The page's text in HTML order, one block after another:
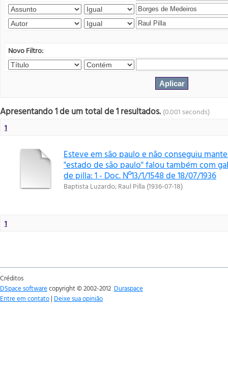
Novo Filtro:
Apresentando 1 de um total de 1 resultados. (0.001 seconds)
1
Esteve em são paulo e não conseguiu
"estado de são paulo" falou também com
de pilla: 1 - Doc. Nº13/1/1548 de 18/07/1936
Baptista Luzardo;Raul Pilla (1936-07-18)
1
Créditos
DSpace softwarecopyright © 2002-2012 Duraspace
Entre em contato | Deixe sua opinião